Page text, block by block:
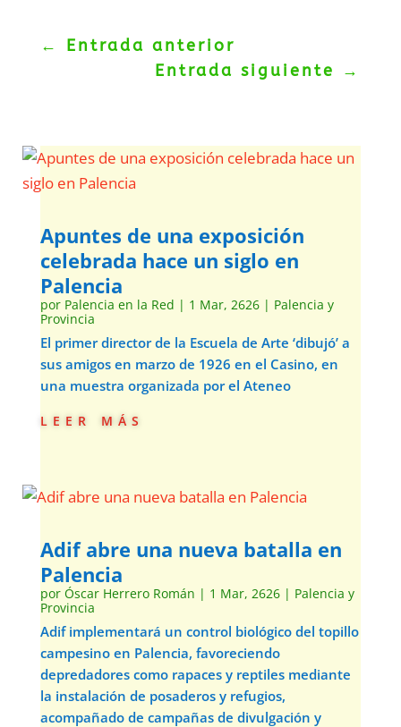
← Entrada anterior
Entrada siguiente
→
Apuntes de una exposición
celebrada hace un siglo en
Palencia
por Palencia en la Red | 1 Mar, 2626| Palencia y
Provincia
El primer director de la Escuela de Arte ‘dibujó’ a
sus amigos en marzo de 1926 en el Casino, en
una muestra organizada por el Ateneo
leer más
Adif abre una nueva batalla en
Palencia
por Óscar Herrero Román | 1 Mar, 2626| Palencia y
Provincia
Adif implementará un control biológico del topillo
campesino en Palencia, favoreciendo
depredadores como rapaces y reptiles mediante
la instalación de posaderos y refugios,
acompañado de campañas de divulgación y